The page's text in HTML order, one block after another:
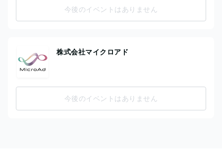
今後のイベントはありません
株式会社マイクロアド
今後のイベントはありません